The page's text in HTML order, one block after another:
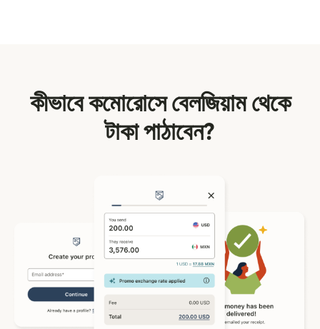
কীভাবে কমোরোসে বেলজিয়াম থেকে
টাকা পাঠাবেন?